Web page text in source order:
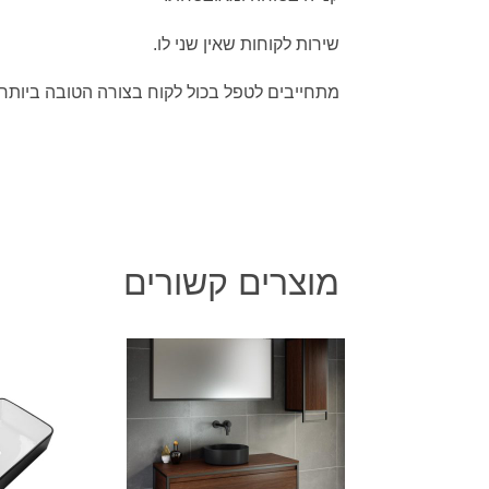
שירות לקוחות שאין שני לו.
מתחייבים לטפל בכול לקוח בצורה הטובה
מוצרים קשורים